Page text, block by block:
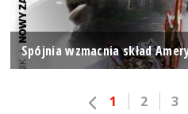
Spójnia wzmacnia skład
1 2 3